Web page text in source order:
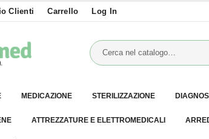
Clienti Carrello Log In
MEDICAZIONE STERILIZZAZIONE
ATTREZZATURE E ELETTROMEDICALI